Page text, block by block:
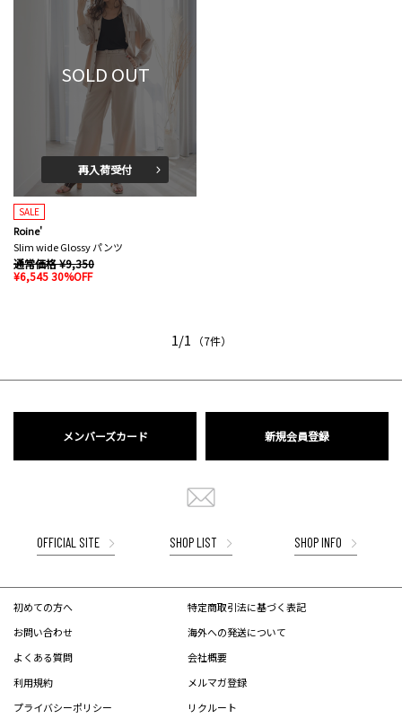
SOLD OUT
再入荷受付
SALE
Roine'
Slim wide Glossy パンツ
通常価格 ¥9,350
¥6,545 30%OFF
1/1 （7件）
メンバーズカード 新規会員登録
OFFICIAL SITE SHOP LIST SHOP INFO
初めての方へ
お問い合わせ
よくある質問
利用規約
プライバシーポリシー
特定商取引法に基づく表記
海外への発送について
会社概要
メルマガ登録
リクルート